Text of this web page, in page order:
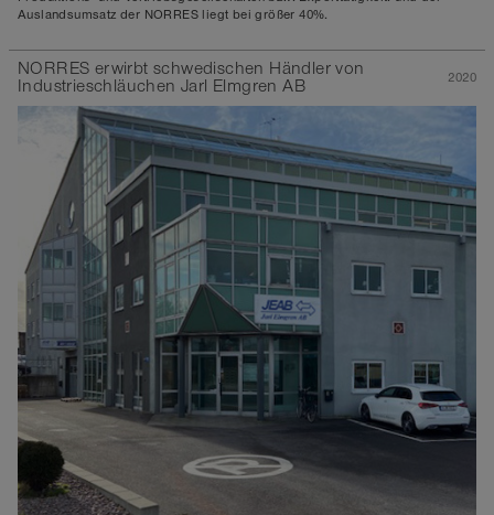
Auslandsumsatz der NORRES liegt bei größer 40%.
NORRES erwirbt schwedischen Händler von
Industrieschläuchen Jarl Elmgren AB
2020